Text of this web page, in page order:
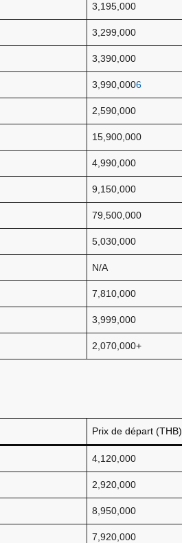
3,195,000
3,299,000
3,390,000
3,990,0006
2,590,000
15,900,000
4,990,000
9,150,000
79,500,000
5,030,000
N/A
7,810,000
3,999,000
2,070,000+
Prix de départ (THB)
4,120,000
2,920,000
8,950,000
7,920,000